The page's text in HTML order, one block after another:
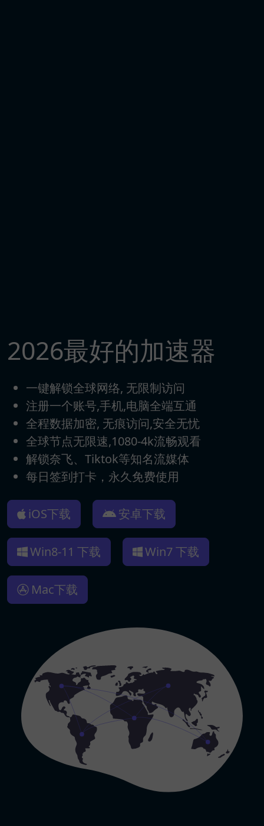
2026最好的加速器
一键解锁全球网络, 无限制访问
注册一个账号,手机,电脑全端互通
全程数据加密, 无痕访问,安全无忧
全球节点无限速,1080-4k流畅观看
解锁奈飞、Tiktok等知名流媒体
每日签到打卡，永久免费使用
iOS下载 安卓下载
Win8-11 下载 Win7 下载
Mac下载